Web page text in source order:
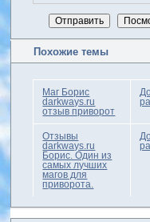
Похожие темы
Маг Борис
darkways.ru
отзыв приворот
Отзывы
darkways.ru
Борис. Один из
самых лучших
магов для
приворота.